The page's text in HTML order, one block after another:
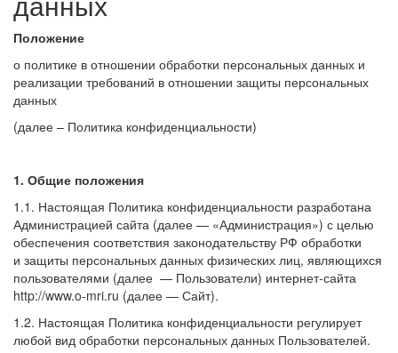
Положение
о политике в отношении обработки персональных данных и
реализации требований в отношении защиты персональных
данных
(далее – Политика конфиденциальности)
1. Общие положения
1.1. Настоящая Политика конфиденциальности разработана
Администрацией сайта (далее — «Администрация») с целью
обеспечения соответствия законодательству РФ обработки
и защиты персональных данных физических лиц, являющихся
пользователями (далее — Пользователи) интернет-сайта
http://www.o-mri.ru (далее — Сайт).
1.2. Настоящая Политика конфиденциальности регулирует
любой вид обработки персональных данных Пользователей.